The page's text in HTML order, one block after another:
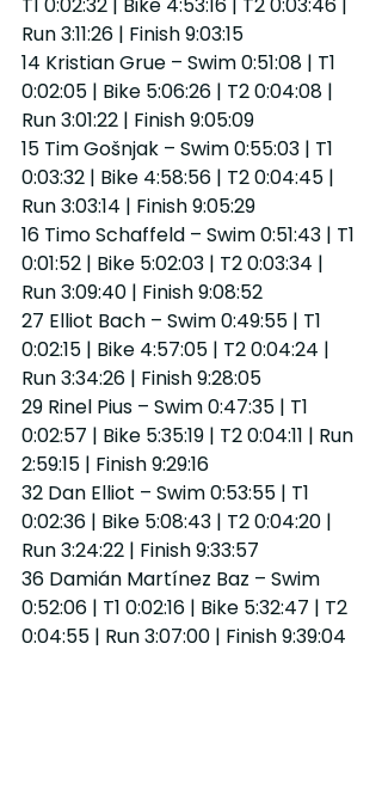
Run 3:11:26 | Finish 9:03:15
14 Kristian Grue – Swim 0:51:08 | T1
0:02:05 | Bike 5:06:26 | T2 0:04:08 |
Run 3:01:22 | Finish 9:05:09
15 Tim Gošnjak – Swim 0:55:03 | T1
0:03:32 | Bike 4:58:56 | T2 0:04:45 |
Run 3:03:14 | Finish 9:05:29
16 Timo Schaffeld – Swim 0:51:43 | T1
0:01:52 | Bike 5:02:03 | T2 0:03:34 |
Run 3:09:40 | Finish 9:08:52
27 Elliot Bach – Swim 0:49:55 | T1
0:02:15 | Bike 4:57:05 | T2 0:04:24 |
Run 3:34:26 | Finish 9:28:05
29 Rinel Pius – Swim 0:47:35 | T1
0:02:57 | Bike 5:35:19 | T2 0:04:11 | Run
2:59:15 | Finish 9:29:16
32 Dan Elliot – Swim 0:53:55 | T1
0:02:36 | Bike 5:08:43 | T2 0:04:20 |
Run 3:24:22 | Finish 9:33:57
36 Damián Martínez Baz – Swim
0:52:06 | T1 0:02:16 | Bike 5:32:47 | T2
0:04:55 | Run 3:07:00 | Finish 9:39:04